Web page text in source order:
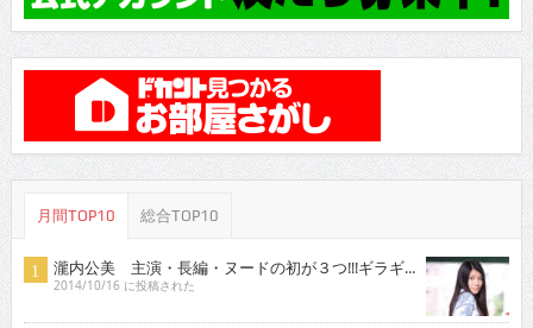
月間TOP10 総合TOP10
瀧内公美 主演・長編・ヌードの初が３つ!!!ギラギ...
2014/10/16 に投稿された